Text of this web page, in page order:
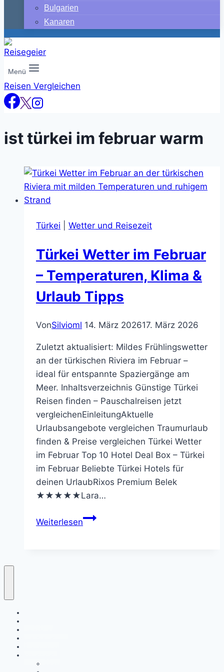
Bulgarien
Kanaren
Menü
Reisen Vergleichen
ist türkei im februar warm
Türkei Wetter und Reisezeit
Türkei Wetter im Februar
– Temperaturen, Klima &
Urlaub Tipps
VonSilvioml 14. März 202617. März 2026
Zuletzt aktualisiert: Mildes Frühlingswetter
an der türkischen Riviera im Februar –
ideal für entspannte Spaziergänge am
Meer. Inhaltsverzeichnis Günstige Türkei
Reisen finden – Pauschalreisen jetzt
vergleichenEinleitungAktuelle
Urlaubsangebote vergleichen Traumurlaub
finden & Preise vergleichen Türkei Wetter
im Februar Top 10 Hotel Deal Box – Türkei
im Februar Beliebte Türkei Hotels für
deinen UrlaubRixos Premium Belek
★★★★★Lara…
WeiterlesenTürkei